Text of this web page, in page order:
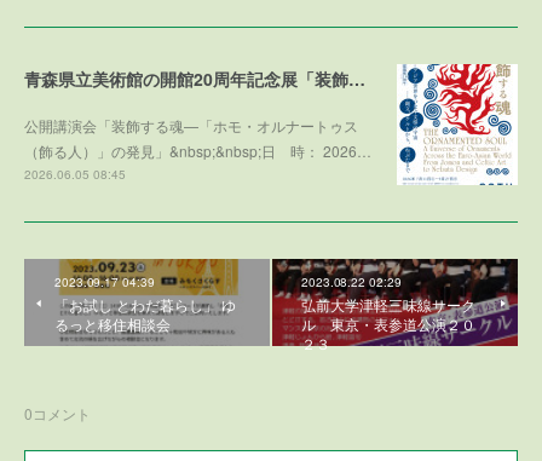
青森県立美術館の開館20周年記念展「装飾する魂」との学術協力プログラム
公開講演会「装飾する魂—「ホモ・オルナートゥス
（飾る人）」の発見」&nbsp;&nbsp;日 時： 2026…
2026.06.05 08:45
2023.09.17 04:39
「お試し とわだ暮らし」 ゆ
るっと移住相談会
2023.08.22 02:29
弘前大学津軽三味線サーク
ル 東京・表参道公演２０
２３
0コメント